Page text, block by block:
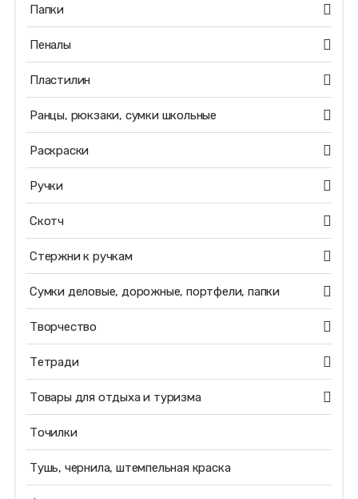
Папки
Пеналы
Пластилин
Ранцы, рюкзаки, сумки школьные
Раскраски
Ручки
Скотч
Стержни к ручкам
Сумки деловые, дорожные, портфели, папки
Творчество
Тетради
Товары для отдыха и туризма
Точилки
Тушь, чернила, штемпельная краска